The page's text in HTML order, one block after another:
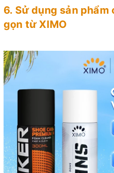
6. Sử dụng sản
gọn từ XIMO